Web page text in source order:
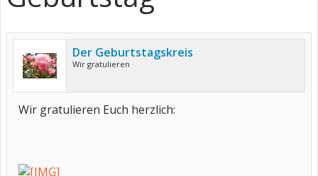
Der Geburtstagskreis
Wir gratulieren
Wir gratulieren Euch herzlich: